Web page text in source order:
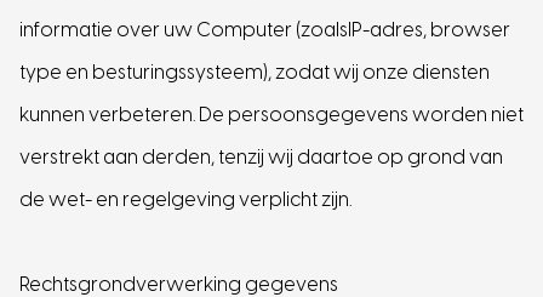
informatie over uw Computer (zoalsIP-adres, browser
type en besturingssysteem), zodat wij onze diensten
kunnen verbeteren. De persoonsgegevens worden niet
verstrekt aan derden, tenzij wij daartoe op grond van
de wet- en regelgeving verplicht zijn.
Rechtsgrondverwerking gegevens